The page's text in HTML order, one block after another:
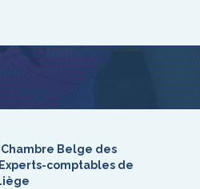
Belge des
comptables de